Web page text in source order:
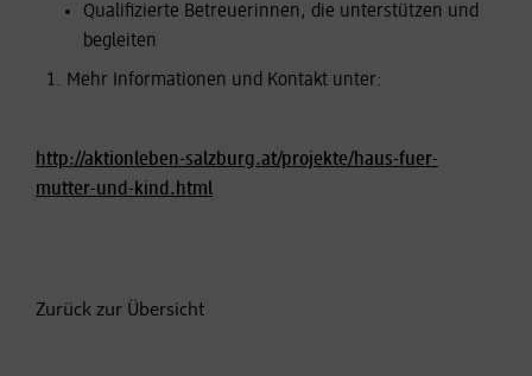
Qualifizierte Betreuerinnen, die unterstützen und
begleiten
Mehr Informationen und Kontakt unter:
http://aktionleben-salzburg.at/projekte/haus-fuer-
mutter-und-kind.html
Zurück zur Übersicht